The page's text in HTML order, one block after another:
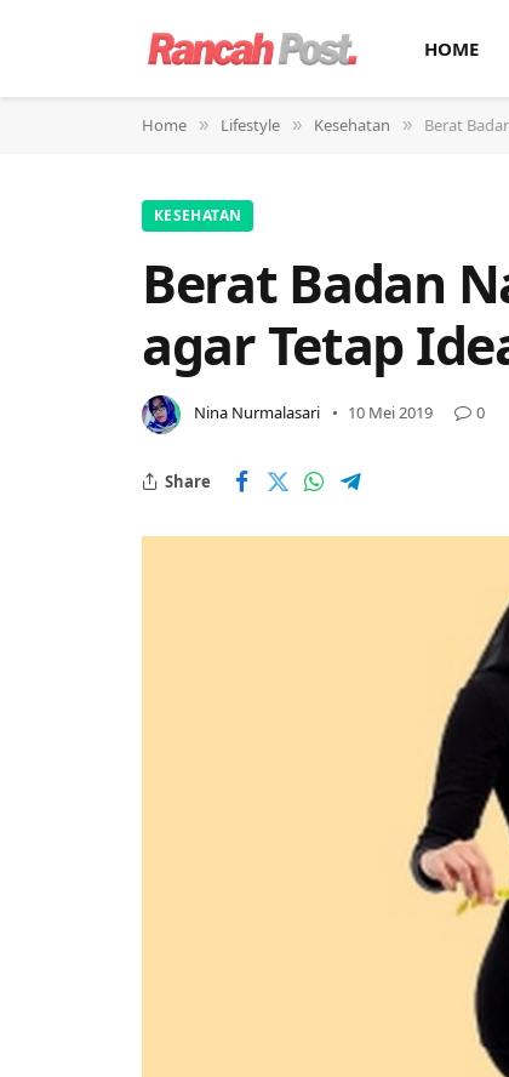
HOME
Home » Lifestyle » Kesehatan » Berat
KESEHATAN
Berat Badan
agar Tetap
Nina Nurmalasari 10 Mei 2019 0
Share